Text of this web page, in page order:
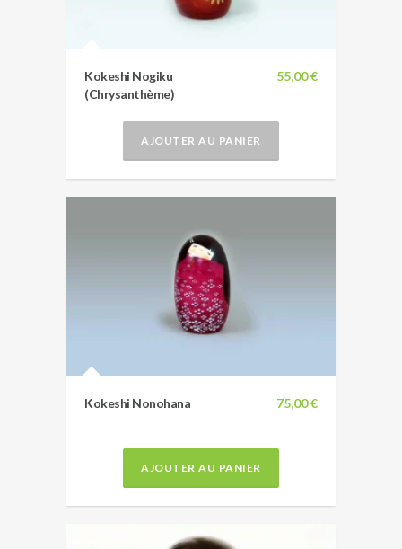
55,00 €
Kokeshi Nogiku
(Chrysanthème)
AJOUTER AU PANIER
75,00 €
Kokeshi Nonohana
AJOUTER AU PANIER